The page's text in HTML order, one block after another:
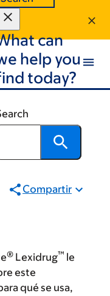
can
help you
today?
comunidad
Compartir
® Lexidrug™ le
este
qué se usa,